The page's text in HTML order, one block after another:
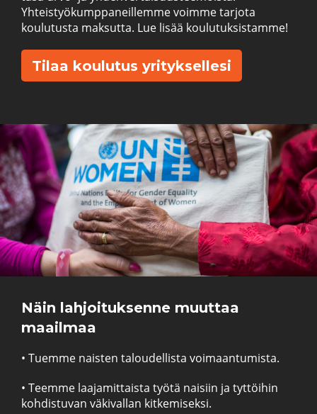
Yhteistyökumppaneillemme voimme tarjota
koulutusta maksutta. Lue lisää koulutuksistamme!
Tilaa koulutus yrityksellesi
Näin lahjoituksenne muuttaa
maailmaa
• Tuemme naisten taloudellista voimaantumista.
• Teemme laajamittaista työtä naisiin ja tyttöihin
kohdistuvan väkivallan kitkemiseksi.